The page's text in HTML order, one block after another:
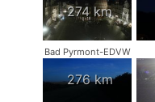
274 km
Bad Pyrmont-EDVW
276 km